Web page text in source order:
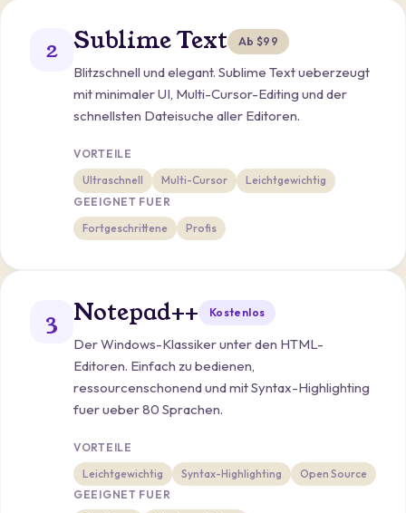
2 Sublime Text Ab $99
Blitzschnell und elegant. Sublime Text ueberzeugt
mit minimaler UI, Multi-Cursor-Editing und der
schnellsten Dateisuche aller Editoren.
VORTEILE
Ultraschnell
Multi-Cursor
Leichtgewichtig
GEEIGNET FUER
Fortgeschrittene
Profis
3 Notepad++ Kostenlos
Der Windows-Klassiker unter den HTML-
Editoren. Einfach zu bedienen,
ressourcenschonend und mit Syntax-Highlighting
fuer ueber 80 Sprachen.
VORTEILE
Leichtgewichtig
Syntax-Highlighting
Open Source
GEEIGNET FUER